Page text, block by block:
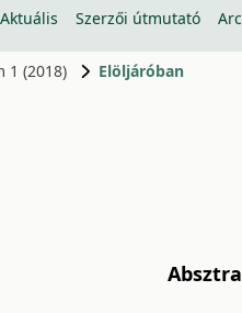
Aktuális Szerzői útmutató
1 (2018) Elöljáróban